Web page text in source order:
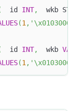
  id
INT,
wkb
(1 ,
  id
INT,
  wkb
(1 ,